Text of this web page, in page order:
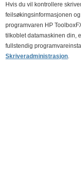
Hvis du vil kontrollere
feilsøkingsinformasjonen
programvaren HP
tilkoblet datamaskinen din,
fullstendig
Skriveradministrasjon.